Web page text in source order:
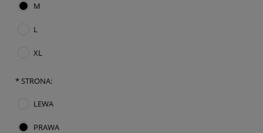
M
L
XL
*STRONA:
LEWA
PRAWA